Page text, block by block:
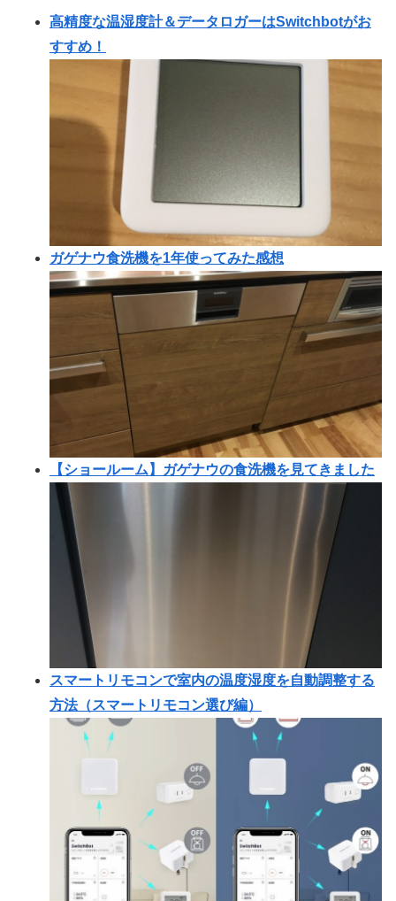
高精度な温湿度計＆データロガーはSwitchbotがお
すすめ！
ガゲナウ食洗機を1年使ってみた感想
【ショールーム】ガゲナウの食洗機を見てきました
スマートリモコンで室内の温度湿度を自動調整する
方法（スマートリモコン選び編）